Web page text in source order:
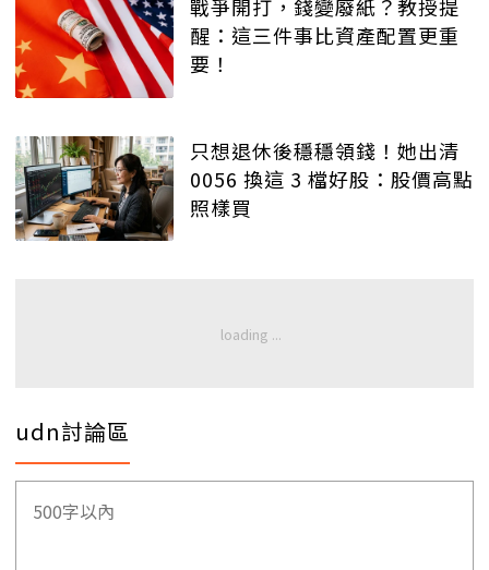
戰爭開打，錢變廢紙？教授提
醒：這三件事比資產配置更重
要！
只想退休後穩穩領錢！她出清
0056 換這 3 檔好股：股價高點
照樣買
udn討論區